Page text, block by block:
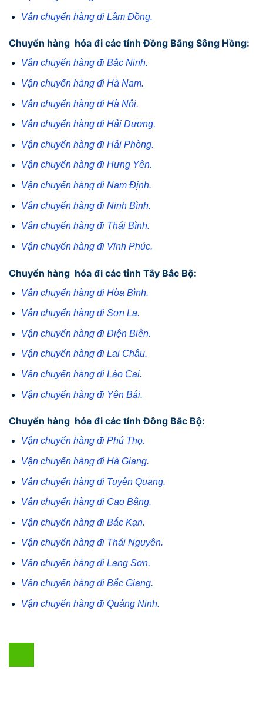
Vận chuyển hàng đi Lâm Đồng.
Chuyển hàng hóa đi các tỉnh Đồng Bằng Sông Hồng:
Vận chuyển hàng đi Bắc Ninh.
Vận chuyển hàng đi Hà Nam.
Vận chuyển hàng đi Hà Nội.
Vận chuyển hàng đi Hải Dương.
Vận chuyển hàng đi Hải Phòng.
Vận chuyển hàng đi Hưng Yên.
Vận chuyển hàng đi Nam Định.
Vận chuyển hàng đi Ninh Bình.
Vận chuyển hàng đi Thái Bình.
Vận chuyển hàng đi Vĩnh Phúc.
Chuyển hàng hóa đi các tỉnh Tây Bắc Bộ:
Vận chuyển hàng đi Hòa Bình.
Vận chuyển hàng đi Sơn La.
Vận chuyển hàng đi Điện Biên.
Vận chuyển hàng đi Lai Châu.
Vận chuyển hàng đi Lào Cai.
Vận chuyển hàng đi Yên Bái.
Chuyển hàng hóa đi các tỉnh Đông Bắc Bộ:
Vận chuyển hàng đi Phú Thọ.
Vận chuyển hàng đi Hà Giang.
Vận chuyển hàng đi Tuyên Quang.
Vận chuyển hàng đi Cao Bằng.
Vận chuyển hàng đi Bắc Kạn.
Vận chuyển hàng đi Thái Nguyên.
Vận chuyển hàng đi Lạng Sơn.
Vận chuyển hàng đi Bắc Giang.
Vận chuyển hàng đi Quảng Ninh.